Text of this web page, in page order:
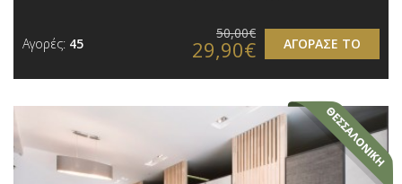
Αγορές: 45 ΑΓΟΡΑΣΕ ΤΟ
50,00€
29,90€